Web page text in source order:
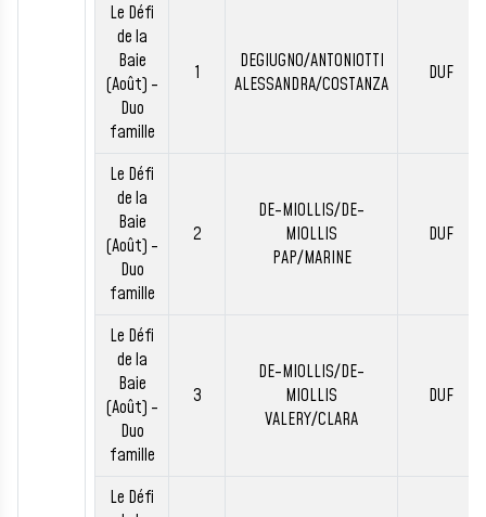
Le Défi
de la
Baie
(Août) -
Duo
famille
1
DEGIUGNO/ANTONIOTTI
ALESSANDRA/COSTANZA
DUF
Le Défi
de la
Baie
(Août) -
Duo
famille
2
DE-MIOLLIS/DE-
MIOLLIS
PAP/MARINE
DUF
Le Défi
de la
Baie
(Août) -
Duo
famille
3
DE-MIOLLIS/DE-
MIOLLIS
VALERY/CLARA
DUF
Le Défi